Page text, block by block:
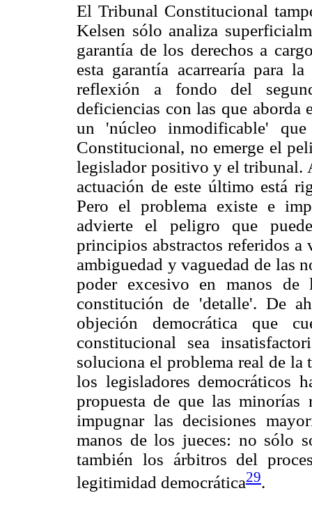
El Tribunal Constitucional
Kelsen sólo analiza
garantía de los derechos a
esta garantía acarrearía para
reflexión a fondo del
deficiencias con las que
un 'núcleo inmodificable'
Constitucional, no emerge el
legislador positivo y el tribunal.
actuación de este último está
Pero el problema existe e
advierte el peligro que
principios abstractos referidos a
ambiguedad y vaguedad de las
poder excesivo en manos
constitución de 'detalle'. De
objeción democrática que
constitucional sea
soluciona el problema real de la
los legisladores democráticos
propuesta de que las
impugnar las decisiones
manos de los jueces: no sólo
también los árbitros del
legitimidad democrática29.